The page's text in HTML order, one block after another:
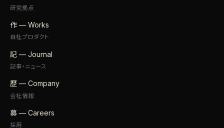
研究拠点
作 — Works
自社プロダクト
記 — Journal
記事・ニュース
歴 — Company
会社情報
募 — Careers
採用